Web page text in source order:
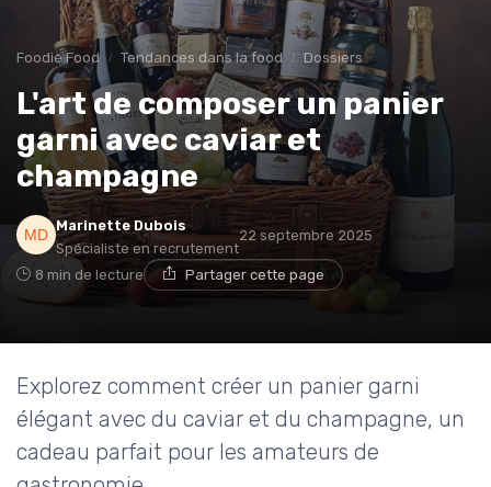
Foodie Food Tendances dans la food Dossiers
L'art de composer un panier
garni avec caviar et
champagne
Marinette Dubois
Spécialiste en recrutement
22 septembre 2025
8 min de lecture Partager cette page
Explorez comment créer un panier garni
élégant avec du caviar et du champagne, un
cadeau parfait pour les amateurs de